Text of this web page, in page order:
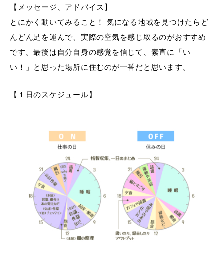
【メッセージ、アドバイス】
とにかく動いてみること！ 気になる地域を見つけたらど
んどん足を運んで、実際の空気を感じ取るのがおすすめ
です。最後は自分自身の感覚を信じて、素直に「い
い！」と思った場所に住むのが一番だと思います。
【１日のスケジュール】